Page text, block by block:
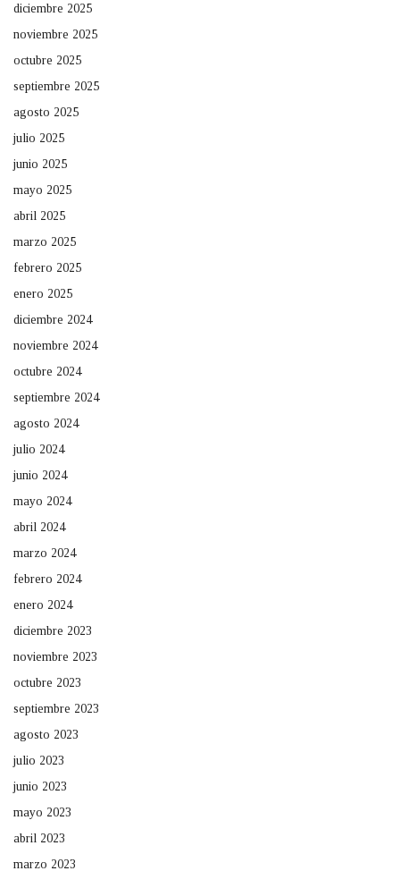
diciembre 2025
noviembre 2025
octubre 2025
septiembre 2025
agosto 2025
julio 2025
junio 2025
mayo 2025
abril 2025
marzo 2025
febrero 2025
enero 2025
diciembre 2024
noviembre 2024
octubre 2024
septiembre 2024
agosto 2024
julio 2024
junio 2024
mayo 2024
abril 2024
marzo 2024
febrero 2024
enero 2024
diciembre 2023
noviembre 2023
octubre 2023
septiembre 2023
agosto 2023
julio 2023
junio 2023
mayo 2023
abril 2023
marzo 2023